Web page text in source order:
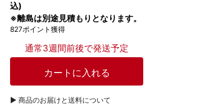
込)
※離島は別途見積もりとなります。
827ポイント獲得
通常3週間前後で発送予定
▶︎ 商品のお届けと送料について